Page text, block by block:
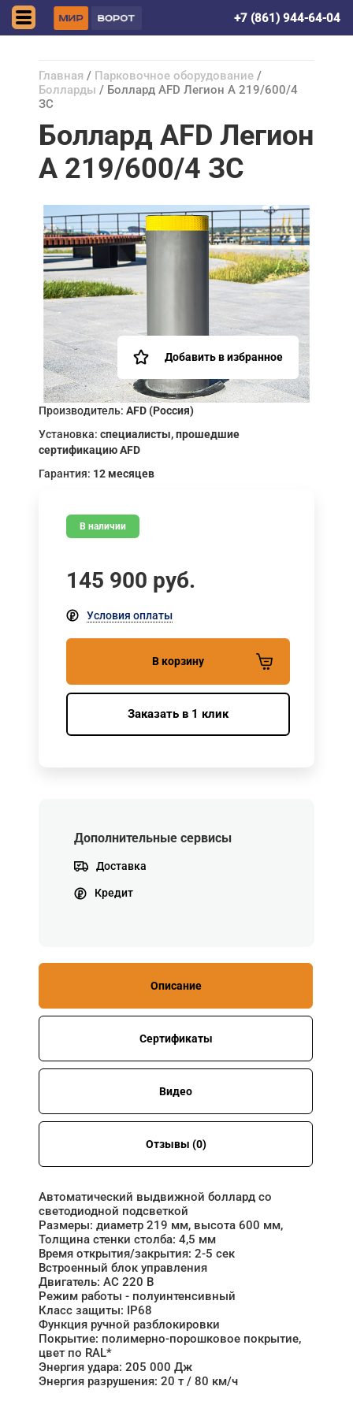
+7 (861) 944-64-04
Главная / Парковочное оборудование /
Болларды / Боллард AFD Легион А 219/600/4
ЗС
Боллард AFD Легион
А 219/600/4 ЗС
Добавить в избранное
Производитель: AFD (Россия)
Установка: специалисты, прошедшие
сертификацию AFD
Гарантия: 12 месяцев
В наличии
145 900 руб.
Условия оплаты
В корзину
Заказать в 1 клик
Дополнительные сервисы
Доставка
Кредит
Описание
Сертификаты
Видео
Отзывы (0)
Автоматический выдвижной боллард со
светодиодной подсветкой
Размеры: диаметр 219 мм, высота 600 мм,
Толщина стенки столба: 4,5 мм
Время открытия/закрытия: 2-5 сек
Встроенный блок управления
Двигатель: АC 220 В
Режим работы - полуинтенсивный
Класс защиты: IP68
Функция ручной разблокировки
Покрытие: полимерно-порошковое покрытие,
цвет по RAL*
Энергия удара: 205 000 Дж
Энергия разрушения: 20 т / 80 км/ч